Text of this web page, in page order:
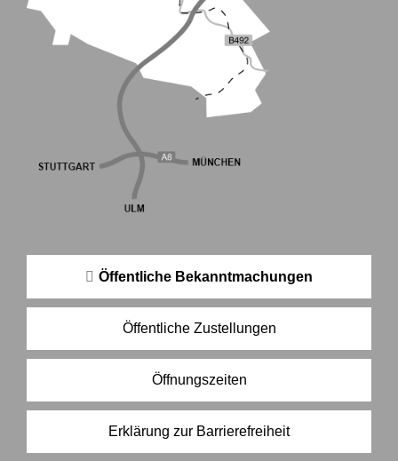
Öffentliche Bekanntmachungen
Öffentliche Zustellungen
Öffnungszeiten
Erklärung zur Barrierefreiheit